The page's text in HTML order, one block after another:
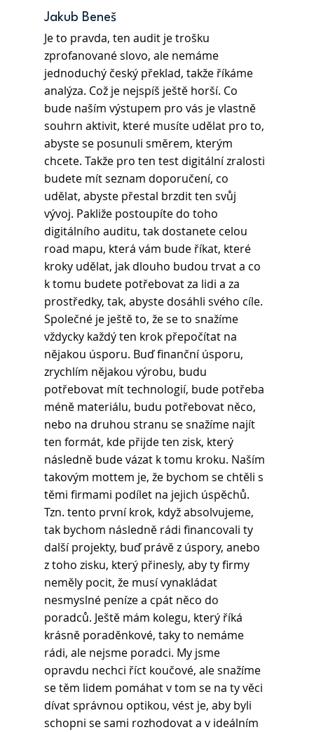
Jakub Beneš
Je to pravda, ten audit je trošku
zprofanované slovo, ale nemáme
jednoduchý český překlad, takže říkáme
analýza. Což je nejspíš ještě horší. Co
bude naším výstupem pro vás je vlastně
souhrn aktivit, které musíte udělat pro to,
abyste se posunuli směrem, kterým
chcete. Takže pro ten test digitální zralosti
budete mít seznam doporučení, co
udělat, abyste přestal brzdit ten svůj
vývoj. Pakliže postoupíte do toho
digitálního auditu, tak dostanete celou
road mapu, která vám bude říkat, které
kroky udělat, jak dlouho budou trvat a co
k tomu budete potřebovat za lidi a za
prostředky, tak, abyste dosáhli svého cíle.
Společné je ještě to, že se to snažíme
vždycky každý ten krok přepočítat na
nějakou úsporu. Buď finanční úsporu,
zrychlím nějakou výrobu, budu
potřebovat mít technologií, bude potřeba
méně materiálu, budu potřebovat něco,
nebo na druhou stranu se snažíme najít
ten formát, kde přijde ten zisk, který
následně bude vázat k tomu kroku. Naším
takovým mottem je, že bychom se chtěli s
těmi firmami podílet na jejich úspěchů.
Tzn. tento první krok, když absolvujeme,
tak bychom následně rádi financovali ty
další projekty, buď právě z úspory, anebo
z toho zisku, který přinesly, aby ty firmy
neměly pocit, že musí vynakládat
nesmyslné peníze a cpát něco do
poradců. Ještě mám kolegu, který říká
krásně poraděnkové, taky to nemáme
rádi, ale nejsme poradci. My jsme
opravdu nechci říct koučové, ale snažíme
se těm lidem pomáhat v tom se na ty věci
dívat správnou optikou, vést je, aby byli
schopni se sami rozhodovat a v ideálním